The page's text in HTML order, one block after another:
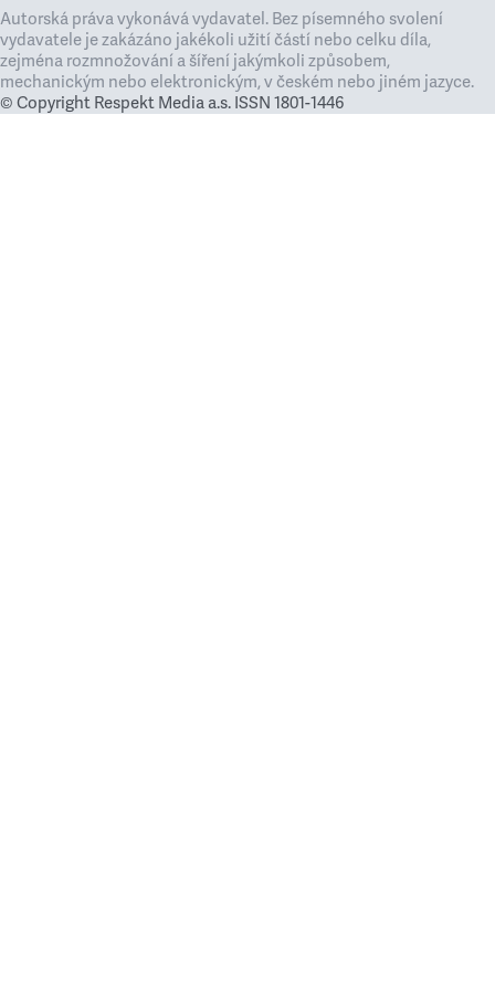
Autorská práva vykonává vydavatel. Bez písemného svolení
vydavatele je zakázáno jakékoli užití částí nebo celku díla,
zejména rozmnožování a šíření jakýmkoli způsobem,
mechanickým nebo elektronickým, v českém nebo jiném jazyce.
© Copyright Respekt Media a.s. ISSN 1801-1446